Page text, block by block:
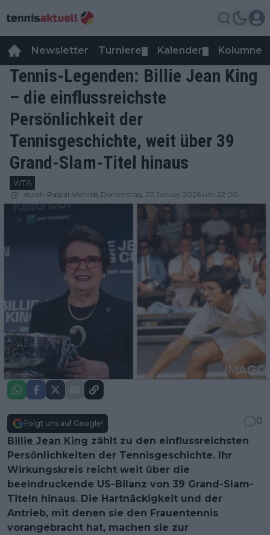
Newsletter Turniere Kalender Kolumnen
Tennis-Legenden: Billie Jean King
– die einflussreichste
Persönlichkeit der
Tennisgeschichte, weit über 39
Grand-Slam-Titel hinaus
WTA
durch Pascal Michiels Donnerstag, 22 Januar 2026 um 22:00
Folgt uns auf Google!
0
Billie Jean King zählt zu den einflussreichsten
Persönlichkeiten der Tennisgeschichte. Ihr
Wirkungskreis reicht weit über die
beeindruckende US-Bilanz von 39 Grand-Slam-
Titeln hinaus. Die Hartnäckigkeit und der
Antrieb, mit denen sie den Frauentennis
vorangebracht hat, machen sie zur